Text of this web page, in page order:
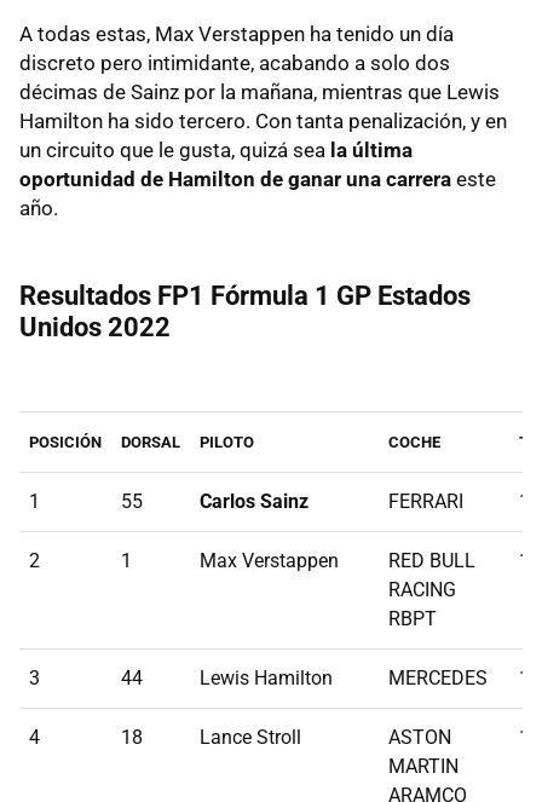
A todas estas, Max Verstappen ha tenido un día
discreto pero intimidante, acabando a solo dos
décimas de Sainz por la mañana, mientras que Lewis
Hamilton ha sido tercero. Con tanta penalización, y en
un circuito que le gusta, quizá sea la última
oportunidad de Hamilton de ganar una carrera este
año.
Resultados FP1 Fórmula 1 GP Estados
Unidos 2022
POSICIÓN DORSAL PILOTO COCHE
1 55 Carlos Sainz FERRARI
2 1 Max Verstappen
RED BULL
RACING
RBPT
3 44 Lewis Hamilton MERCEDES
4 18 Lance Stroll
ASTON
MARTIN
ARAMCO